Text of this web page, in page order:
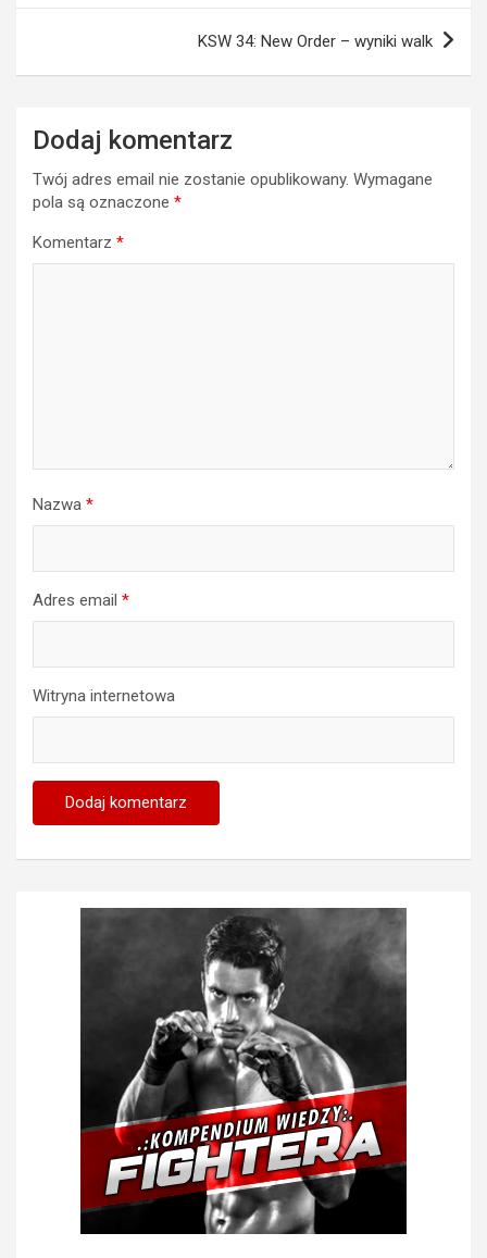
KSW 34: New Order – wyniki walk
Dodaj komentarz
Twój adres email nie zostanie opublikowany. Wymagane
pola są oznaczone *
Komentarz *
Nazwa *
Adres email *
Witryna internetowa